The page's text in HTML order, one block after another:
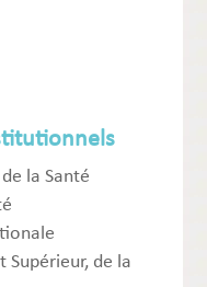
la Santé
Supérieur, de la